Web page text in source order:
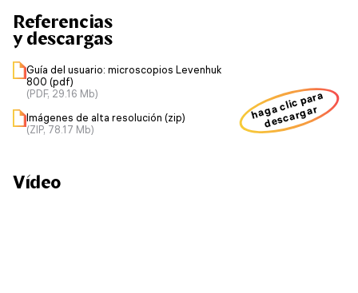
Referencias
y descargas
Guía del usuario: microscopios Levenhuk
800 (pdf)
(PDF, 29.16 Mb)
Imágenes de alta resolución (zip)
(ZIP, 78.17 Mb)
haga clic para
descargar
Vídeo